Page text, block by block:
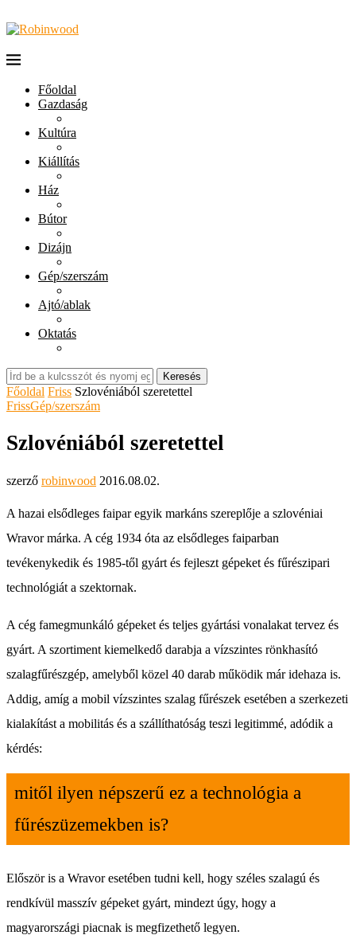
Főoldal
Gazdaság
Kultúra
Kiállítás
Ház
Bútor
Dizájn
Gép/szerszám
Ajtó/ablak
Oktatás
Keresés
Főoldal Friss Szlovéniából szeretettel
FrissGép/szerszám
Szlovéniából szeretettel
szerző robinwood 2016.08.02.
A hazai elsődleges faipar egyik markáns szereplője a szlovéniai
Wravor márka. A cég 1934 óta az elsődleges faiparban
tevékenykedik és 1985-től gyárt és fejleszt gépeket és fűrészipari
technológiát a szektornak.
A cég famegmunkáló gépeket és teljes gyártási vonalakat tervez és
gyárt. A szortiment kiemelkedő darabja a vízszintes rönkhasító
szalagfűrészgép, amelyből közel 40 darab működik már idehaza is.
Addig, amíg a mobil vízszintes szalag fűrészek esetében a szerkezeti
kialakítást a mobilitás és a szállíthatóság teszi legitimmé, adódik a
kérdés:
mitől ilyen népszerű ez a technológia a
fűrészüzemekben is?
Először is a Wravor esetében tudni kell, hogy széles szalagú és
rendkívül masszív gépeket gyárt, mindezt úgy, hogy a
magyarországi piacnak is megfizethető legyen.